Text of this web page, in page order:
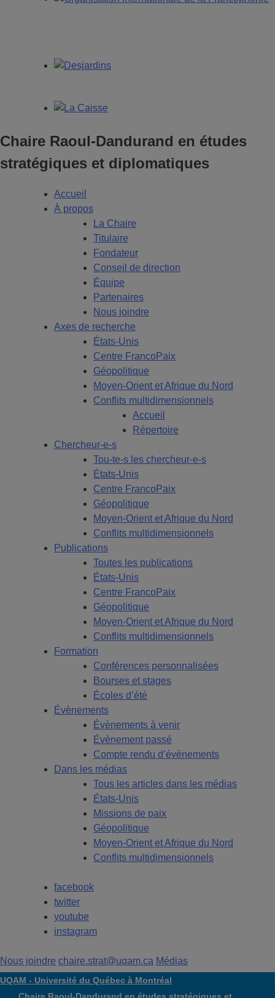
Chaire Raoul-Dandurand en études
stratégiques et diplomatiques
Accueil
À propos
La Chaire
Titulaire
Fondateur
Conseil de direction
Équipe
Partenaires
Nous joindre
Axes de recherche
États-Unis
Centre FrancoPaix
Géopolitique
Moyen-Orient et Afrique du Nord
Conflits multidimensionnels
Accueil
Répertoire
Chercheur-e-s
Tou-te-s les chercheur-e-s
États-Unis
Centre FrancoPaix
Géopolitique
Moyen-Orient et Afrique du Nord
Conflits multidimensionnels
Publications
Toutes les publications
États-Unis
Centre FrancoPaix
Géopolitique
Moyen-Orient et Afrique du Nord
Conflits multidimensionnels
Formation
Conférences personnalisées
Bourses et stages
Écoles d’été
Évènements
Évènements à venir
Évènement passé
Compte rendu d’évènements
Dans les médias
Tous les articles dans les médias
États-Unis
Missions de paix
Géopolitique
Moyen-Orient et Afrique du Nord
Conflits multidimensionnels
facebook
twitter
youtube
instagram
Nous joindre chaire.strat@uqam.ca Médias
UQAM - Université du Québec à Montréal